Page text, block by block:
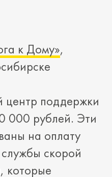
к Дому»,
центр поддержки
000 рублей. Эти
на оплату
скорой
которые